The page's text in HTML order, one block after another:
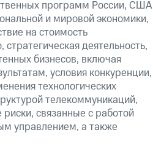
программ России, США
и мировой экономики,
на стоимость
деятельность,
бизнесов, включая
условия конкуренции,
технологических
телекоммуникаций,
связанные с работой
управлением, а также